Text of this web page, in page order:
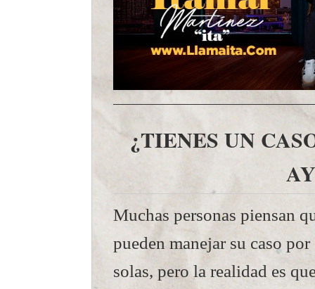
¿TIENES UN
Muchas personas piensan
pueden manejar su caso por
solas, pero la realidad es